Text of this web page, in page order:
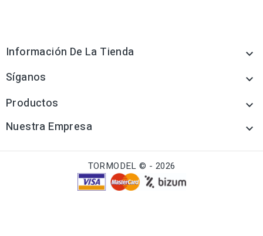
Información De La Tienda 
Síganos 
Productos 
Nuestra Empresa 
TORMODEL © - 2026